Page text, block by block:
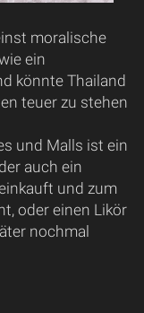
moralische
ein
könnte Thailand
teuer zu stehen
und Malls ist ein
auch ein
und zum
oder einen Likör
nochmal